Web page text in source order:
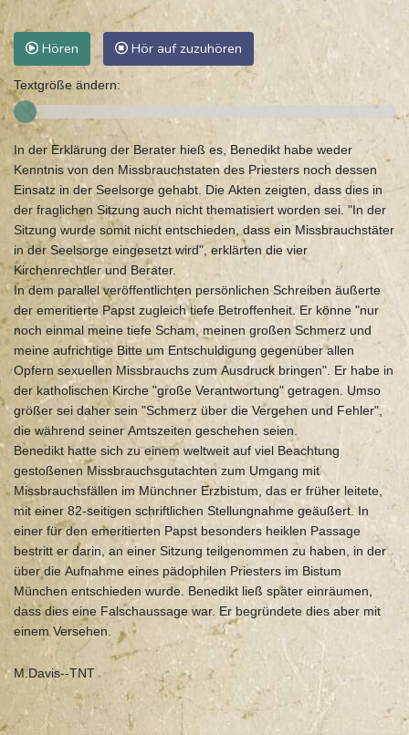
Hören Hör auf zuzuhören
Textgröße ändern:
In der Erklärung der Berater hieß es, Benedikt habe weder
Kenntnis von den Missbrauchstaten des Priesters noch dessen
Einsatz in der Seelsorge gehabt. Die Akten zeigten, dass dies in
der fraglichen Sitzung auch nicht thematisiert worden sei. "In der
Sitzung wurde somit nicht entschieden, dass ein Missbrauchstäter
in der Seelsorge eingesetzt wird", erklärten die vier
Kirchenrechtler und Berater.
In dem parallel veröffentlichten persönlichen Schreiben äußerte
der emeritierte Papst zugleich tiefe Betroffenheit. Er könne "nur
noch einmal meine tiefe Scham, meinen großen Schmerz und
meine aufrichtige Bitte um Entschuldigung gegenüber allen
Opfern sexuellen Missbrauchs zum Ausdruck bringen". Er habe in
der katholischen Kirche "große Verantwortung" getragen. Umso
größer sei daher sein "Schmerz über die Vergehen und Fehler",
die während seiner Amtszeiten geschehen seien.
Benedikt hatte sich zu einem weltweit auf viel Beachtung
gestoßenen Missbrauchsgutachten zum Umgang mit
Missbrauchsfällen im Münchner Erzbistum, das er früher leitete,
mit einer 82-seitigen schriftlichen Stellungnahme geäußert. In
einer für den emeritierten Papst besonders heiklen Passage
bestritt er darin, an einer Sitzung teilgenommen zu haben, in der
über die Aufnahme eines pädophilen Priesters im Bistum
München entschieden wurde. Benedikt ließ später einräumen,
dass dies eine Falschaussage war. Er begründete dies aber mit
einem Versehen.
M.Davis--TNT